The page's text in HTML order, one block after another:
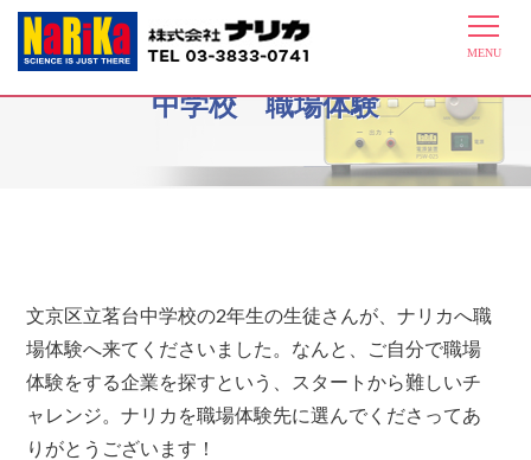
2014年7月28～30日 文京区立茗台
中学校 職場体験
文京区立茗台中学校の2年生の生徒さんが、ナリカへ職
場体験へ来てくださいました。なんと、ご自分で職場
体験をする企業を探すという、スタートから難しいチ
ャレンジ。ナリカを職場体験先に選んでくださってあ
りがとうございます！